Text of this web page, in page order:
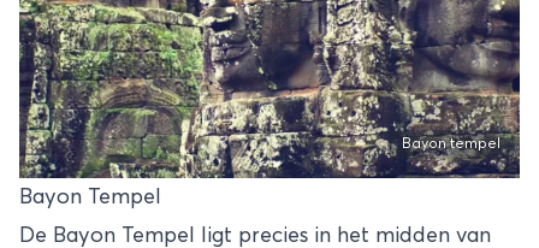
Bayon tempel
Bayon Tempel
De Bayon Tempel ligt precies in het midden van